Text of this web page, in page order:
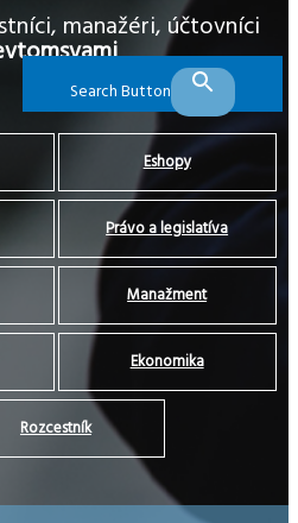
Search Button
manažéri, účtovníci
Eshopy
Právo a legislatíva
Manažment
Ekonomika
Rozcestník